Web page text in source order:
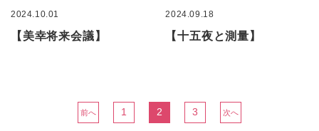
2024.10.01
【美幸将来会議】
2024.09.18
【十五夜と測量】
前へ 1 2 3 次へ